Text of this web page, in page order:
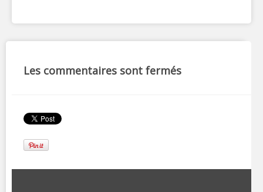
Les commentaires sont fermés